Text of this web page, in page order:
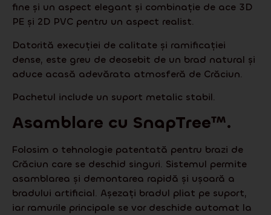
fine și un aspect elegant și combinație de ace 3D
PE și 2D PVC pentru un aspect realist.
Datorită execuției de calitate și ramificației
dense, este greu de deosebit de un brad natural și
aduce acasă adevărata atmosferă de Crăciun.
Pachetul include un suport metalic stabil.
Asamblare cu SnapTree™.
Folosim o tehnologie patentată pentru brazi de
Crăciun care se deschid singuri. Sistemul permite
asamblarea și demontarea rapidă și ușoară a
bradului artificial. Așezați bradul pliat pe suport,
iar ramurile principale se vor deschide automat la